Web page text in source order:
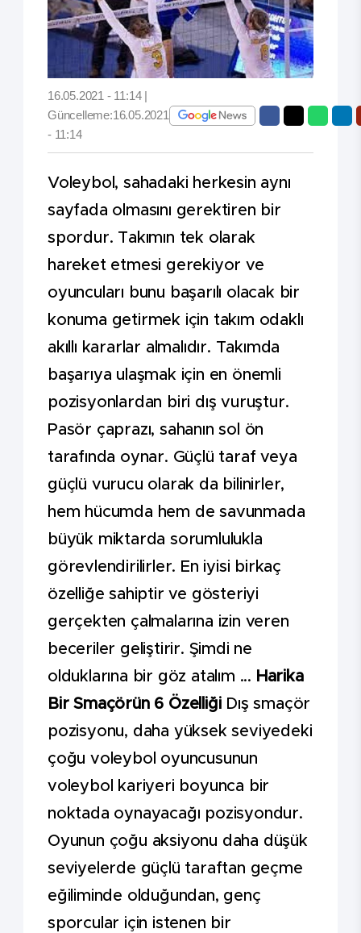
16.05.2021 - 11:14 |
Güncelleme:16.05.2021
- 11:14
Voleybol, sahadaki herkesin aynı
sayfada olmasını gerektiren bir
spordur. Takımın tek olarak
hareket etmesi gerekiyor ve
oyuncuları bunu başarılı olacak bir
konuma getirmek için takım odaklı
akıllı kararlar almalıdır. Takımda
başarıya ulaşmak için en önemli
pozisyonlardan biri dış vuruştur.
Pasör çaprazı, sahanın sol ön
tarafında oynar. Güçlü taraf veya
güçlü vurucu olarak da bilinirler,
hem hücumda hem de savunmada
büyük miktarda sorumlulukla
görevlendirilirler. En iyisi birkaç
özelliğe sahiptir ve gösteriyi
gerçekten çalmalarına izin veren
beceriler geliştirir. Şimdi ne
olduklarına bir göz atalım ... Harika
Bir Smaçörün 6 Özelliği Dış smaçör
pozisyonu, daha yüksek seviyedeki
çoğu voleybol oyuncusunun
voleybol kariyeri boyunca bir
noktada oynayacağı pozisyondur.
Oyunun çoğu aksiyonu daha düşük
seviyelerde güçlü taraftan geçme
eğiliminde olduğundan, genç
sporcular için istenen bir